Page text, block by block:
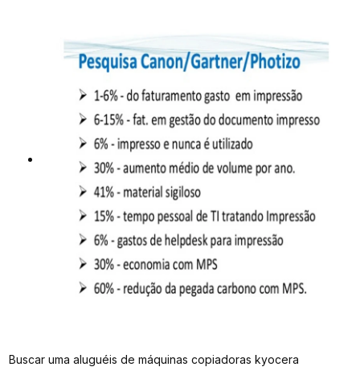
Buscar uma aluguéis de máquinas copiadoras kyocera